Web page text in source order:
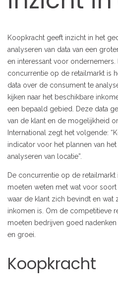
Koopkracht geeft inzicht in het
analyseren van data van een
en interessant voor
concurrentie op de retailmarkt is
data over de consument te
kijken naar het beschikbare
een bepaald gebied. Deze data
van de klant en de mogelijkheid
International zegt het volgende:
indicator voor het plannen van
analyseren van locatie”.
De concurrentie op de
moeten weten met wat voor soort
waar de klant zich bevindt en wat
inkomen is. Om de competitieve
moeten bedrijven goed
en groei.
Koopkracht